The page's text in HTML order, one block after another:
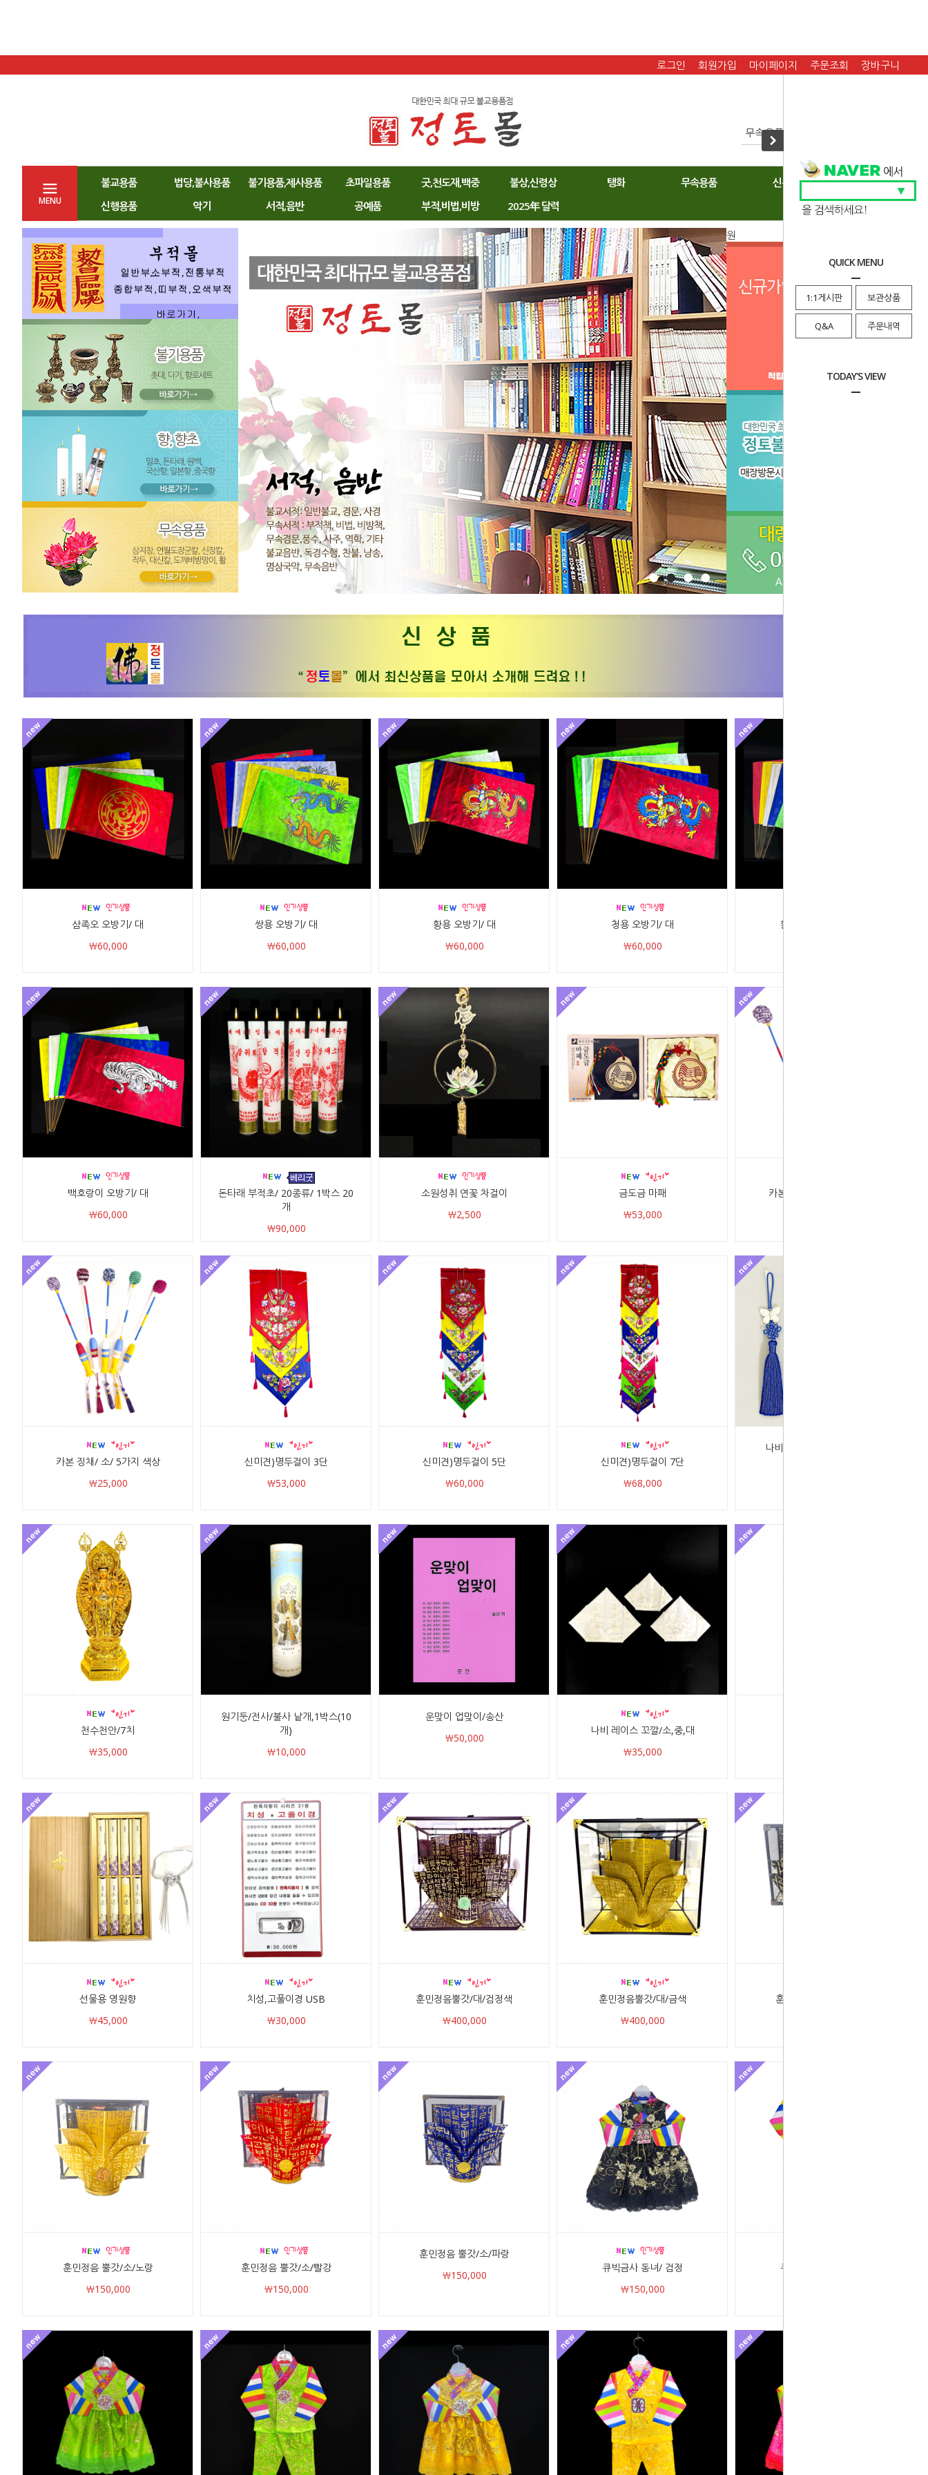
QUICK MENU
1:1게시판 보관상품
Q&A 주문내역
TODAY'S VIEW
로그인 회원가입 마이페이지 주문조회 장바구니
MENU
불교용품 법당,불사용품 불기용품,제사용품 초파일용품 굿,천도재,백중 불상,신령상 탱화 무속용품
신복
신행용품
악기 서적,음반 공예품 부적,비법,비방 2025年 달력
원
삼족오 오방기/ 대
￦60,000
쌍용 오방기/ 대
￦60,000
황용 오방기/ 대
￦60,000
청용 오방기/ 대
￦60,000
황호랑이 오방기/ 대
백호랑이 오방기/ 대
￦60,000
돈타래 부적초/ 20종류/ 1박스 20
개
￦90,000
소원성취 연꽃 차걸이
￦2,500
금도금 마패
￦53,000
카본 징채/ 대/ 5가지 색상
카본 징채/ 소/ 5가지 색상
￦25,000
신미견)명두걸이 3단
￦53,000
신미견)명두걸이 5단
￦60,000
신미견)명두걸이 7단
￦68,000
나비 노리개/파랑,빨강,흰색
천수천안/7치
￦35,000
원기둥/전사/불사 낱개,1박스(10
개)
￦10,000
운맞이 업맞이/송산
￦50,000
나비 레이스 꼬깔/소,중,대
￦35,000
선물용 영원향
￦45,000
치성,고풀이경 USB
￦30,000
훈민정음뿔갓/대/검정색
￦400,000
훈민정음뿔갓/대/금색
￦400,000
훈민정음 뿔갓/소/검정
훈민정음 뿔갓/소/노랑
￦150,000
훈민정음 뿔갓/소/빨강
￦150,000
훈민정음 뿔갓/소/파랑
￦150,000
큐빅금사 동녀/ 검정
￦150,000
큐빅금사 동자/ 검정